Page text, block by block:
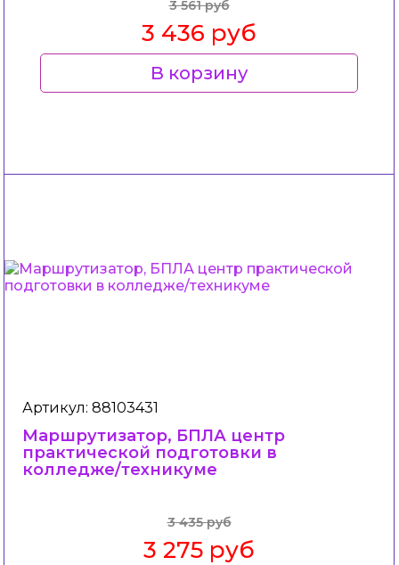
3 561 руб
3 436 руб
В корзину
Артикул: 88103431
Маршрутизатор, БПЛА центр
практической подготовки в
колледже/техникуме
3 435 руб
3 275 руб